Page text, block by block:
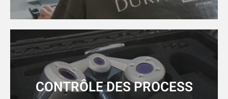
CONTRÔLE DES PROCESS